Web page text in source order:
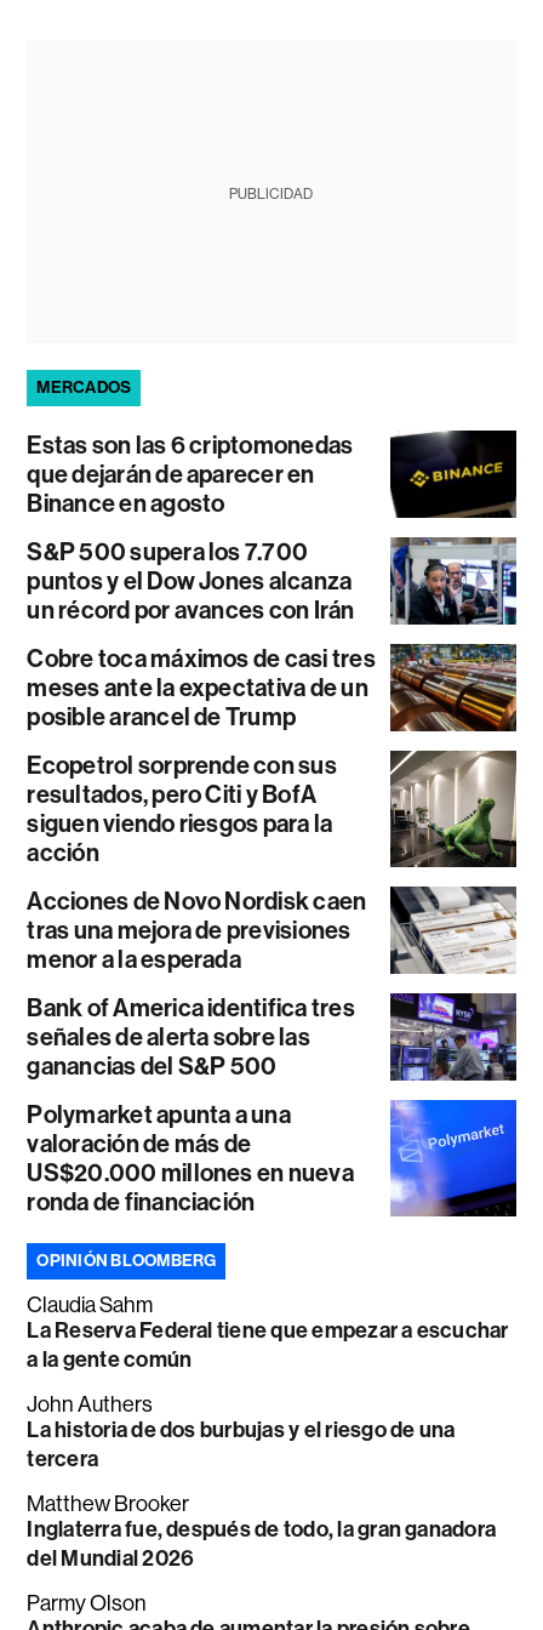
PUBLICIDAD
MERCADOS
Estas son las 6 criptomonedas
que dejarán de aparecer en
Binance en agosto
S&P 500 supera los 7.700
puntos y el Dow Jones alcanza
un récord por avances con Irán
Cobre toca máximos de casi tres
meses ante la expectativa de un
posible arancel de Trump
Ecopetrol sorprende con sus
resultados, pero Citi y BofA
siguen viendo riesgos para la
acción
Acciones de Novo Nordisk caen
tras una mejora de previsiones
menor a la esperada
Bank of America identifica tres
señales de alerta sobre las
ganancias del S&P 500
Polymarket apunta a una
valoración de más de
US$20.000 millones en nueva
ronda de financiación
OPINIÓN BLOOMBERG
Claudia Sahm
La Reserva Federal tiene que empezar a escuchar
a la gente común
John Authers
La historia de dos burbujas y el riesgo de una
tercera
Matthew Brooker
Inglaterra fue, después de todo, la gran ganadora
del Mundial 2026
Parmy Olson